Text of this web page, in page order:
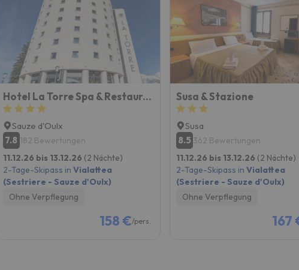
Hotel La Torre Spa & Restaurant
Sauze d'Oulx
7.8 182 Bewertungen
11.12.26 bis 13.12.26 (2 Nächte)
2-Tage-Skipass in Vialattea
(Sestriere - Sauze d'Oulx)
Ohne Verpflegung
158 €/pers.
Susa & Stazione
Susa
8.5 362 Bewertungen
11.12.26 bis 13.12.26 (2 Nächte)
2-Tage-Skipass in Vialattea
(Sestriere - Sauze d'Oulx)
Ohne Verpflegung
167